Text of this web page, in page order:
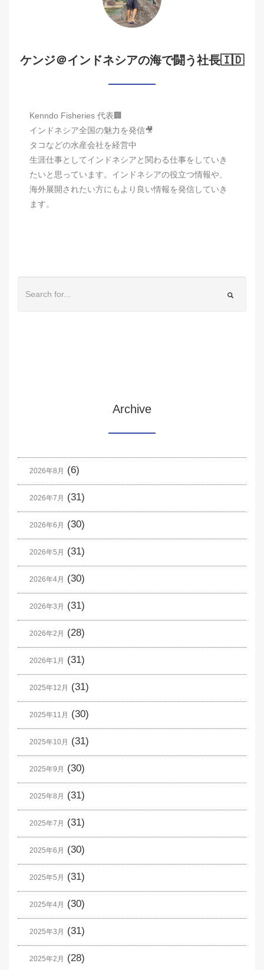
ケンジ＠インドネシアの海で闘う社長🇮🇩
Kenndo Fisheries 代表🏢
インドネシア全国の魅力を発信🎥
タコなどの水産会社を経営中
生涯仕事としてインドネシアと関わる仕事をしていき
たいと思っています。インドネシアの役立つ情報や、
海外展開されたい方にもより良い情報を発信していき
ます。
Archive
2026年8月 (6)
2026年7月 (31)
2026年6月 (30)
2026年5月 (31)
2026年4月 (30)
2026年3月 (31)
2026年2月 (28)
2026年1月 (31)
2025年12月 (31)
2025年11月 (30)
2025年10月 (31)
2025年9月 (30)
2025年8月 (31)
2025年7月 (31)
2025年6月 (30)
2025年5月 (31)
2025年4月 (30)
2025年3月 (31)
2025年2月 (28)